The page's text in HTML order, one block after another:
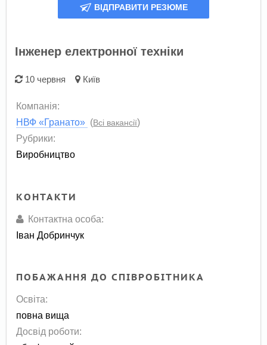
ВІДПРАВИТИ РЕЗЮМЕ
Інженер електронної техніки
10 червня Київ
Компанія:
НВФ «Гранато» (Всі вакансії)
Рубрики:
Виробництво
КОНТАКТИ
Контактна особа:
Іван Добринчук
ПОБАЖАННЯ ДО СПІВРОБІТНИКА
Освіта:
повна вища
Досвід роботи: